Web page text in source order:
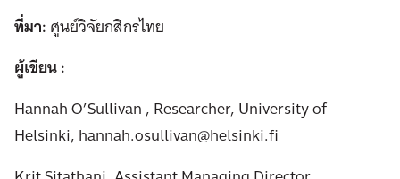
ที่มา:ศูนย์วิจัยกสิกรไทย
ผู้เขียน :
Hannah O’Sullivan , Researcher, University of
Helsinki, hannah.osullivan@helsinki.fi